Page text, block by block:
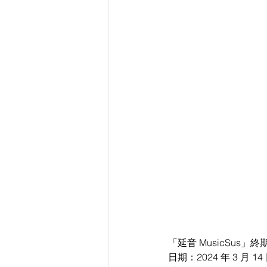
「延音 MusicSus」終
日期：2024 年 3 月 14